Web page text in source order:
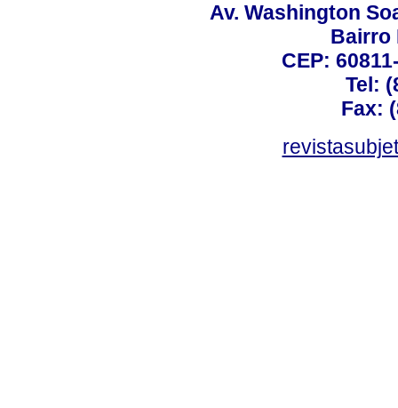
Av. Washington
Bairro
CEP:
Tel:
Fax: